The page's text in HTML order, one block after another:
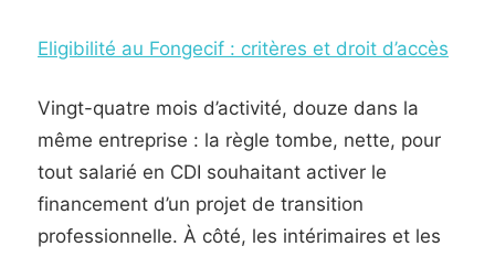
Eligibilité au Fongecif : critères et droit d’accès
Vingt-quatre mois d’activité, douze dans la
même entreprise : la règle tombe, nette, pour
tout salarié en CDI souhaitant activer le
financement d’un projet de transition
professionnelle. À côté, les intérimaires et les